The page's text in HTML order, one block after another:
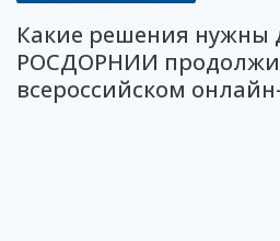
Какие решения нужны
РОСДОРНИИ
всероссийском